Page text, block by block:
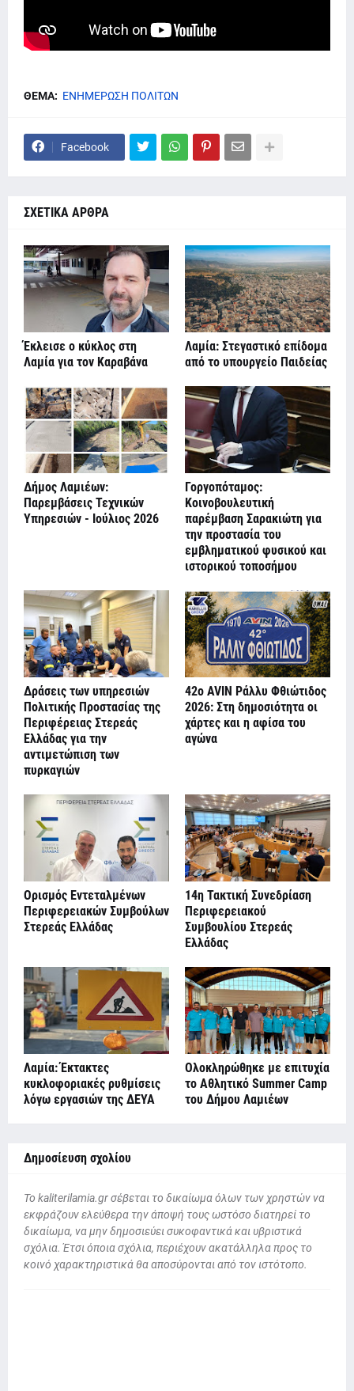
ΘΕΜΑ: ΕΝΗΜΕΡΩΣΗ ΠΟΛΙΤΩΝ
Facebook
ΣΧΕΤΙΚΑ ΑΡΘΡΑ
Έκλεισε ο κύκλος στη
Λαμία για τον Καραβάνα
Λαμία: Στεγαστικό επίδομα
από το υπουργείο Παιδείας
Δήμος Λαμιέων:
Παρεμβάσεις Τεχνικών
Υπηρεσιών - Ιούλιος 2026
Γοργοπόταμος:
Κοινοβουλευτική
παρέμβαση Σαρακιώτη για
την προστασία του
εμβληματικού φυσικού και
ιστορικού τοποσήμου
Δράσεις των υπηρεσιών
Πολιτικής Προστασίας της
Περιφέρειας Στερεάς
Ελλάδας για την
αντιμετώπιση των
πυρκαγιών
42ο AVIN Ράλλυ Φθιώτιδος
2026: Στη δημοσιότητα οι
χάρτες και η αφίσα του
αγώνα
Ορισμός Εντεταλμένων
Περιφερειακών Συμβούλων
Στερεάς Ελλάδας
14η Τακτική Συνεδρίαση
Περιφερειακού
Συμβουλίου Στερεάς
Ελλάδας
Λαμία: Έκτακτες
κυκλοφοριακές ρυθμίσεις
λόγω εργασιών της ΔΕΥΑ
Ολοκληρώθηκε με επιτυχία
το Αθλητικό Summer Camp
του Δήμου Λαμιέων
Δημοσίευση σχολίου
To kaliterilamia.gr σέβεται το δικαίωμα όλων των χρηστών να
εκφράζουν ελεύθερα την άποψή τους ωστόσο διατηρεί το
δικαίωμα, να μην δημοσιεύει συκοφαντικά και υβριστικά
σχόλια. Έτσι όποια σχόλια, περιέχουν ακατάλληλα προς το
κοινό χαρακτηριστικά θα αποσύρονται από τον ιστότοπο.